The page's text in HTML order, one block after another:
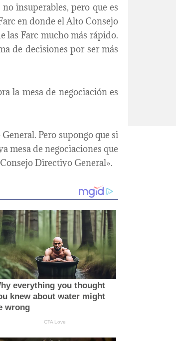
insuperables, pero que es
en donde el Alto Consejo
las Farc mucho más rápido.
de decisiones por ser más
la mesa de negociación es
Pero supongo que si
mesa de negociaciones que
Directivo General».